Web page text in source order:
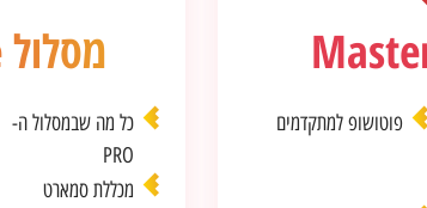
פוטושופ למתקדמים
מסלול Ultimate
כל מה שבמסלול ה-
PRO
מכללת סמארט